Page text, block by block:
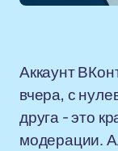
Аккаунт
вчера, с
друга - это
модерации.